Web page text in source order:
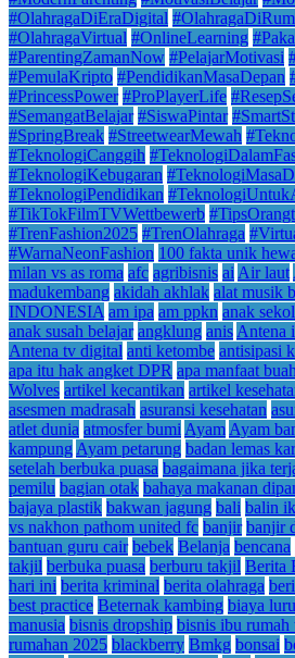
#OlahragaDiEraDigital
#OlahragaVirtual #OnlineLearning
#ParentingZamanNow #PelajarMotivasi
#PemulaKripto #PendidikanMasaDepan
#PrincessPower #ProPlayerLife
#SemangatBelajar #SiswaPintar
#SpringBreak #StreetwearMewah
#TeknologiCanggih
#TeknologiKebugaran
#TeknologiPendidikan
#TikTokFilmTVWettbewerb
#TrenFashion2025 #TrenOlahraga
#WarnaNeonFashion 100 fakta unik
milan vs as roma afc agribisnis ai Air laut
madukembang akidah akhlak alat musik
INDONESIA am ipa am ppkn anak
anak susah belajar angklung anis Antena
Antena tv digital anti ketombe antisipasi
apa itu hak angket DPR apa manfaat
Wolves artikel kecantikan artikel
asesmen madrasah asuransi kesehatan
atlet dunia atmosfer bumi Ayam Ayam
kampung Ayam petarung badan lemas
setelah berbuka puasa bagaimana jika
pemilu bagian otak bahaya makanan
bajaya plastik bakwan jagung bali balin
vs nakhon pathom united fc banjir banjir
bantuan guru cair bebek Belanja bencana
takjil berbuka puasa berburu takjil Berita
hari ini berita kriminal berita olahraga
best practice Beternak kambing biaya
manusia bisnis dropship bisnis ibu rumah
rumahan 2025 blackberry Bmkg bonsai